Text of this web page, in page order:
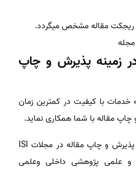
ریجکت مقاله مشخص میگردد.
زمینه پذیرش و چاپ
خدمات با کیفیت در کمترین زمان
مقاله با شما همکاری نماید.
انجام تمامی مراحل مربوط به پذیرش و چاپ مقاله در مجلات ISI
,ISC , SCOPUS, PUBMED و علمی پژوهشی داخلی وعلمی